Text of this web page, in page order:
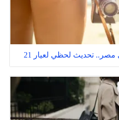
تحديث لحظي لعيار 21